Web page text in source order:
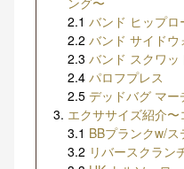
2.1 バンド ヒップロ
2.2 バンド サイドウ
2.3 バンド スクワッ
2.4 パロフプレス
2.5 デッドバグ マー
エクササイズ紹介
3.1 BBプランクw/ス
3.2 リバースクラン